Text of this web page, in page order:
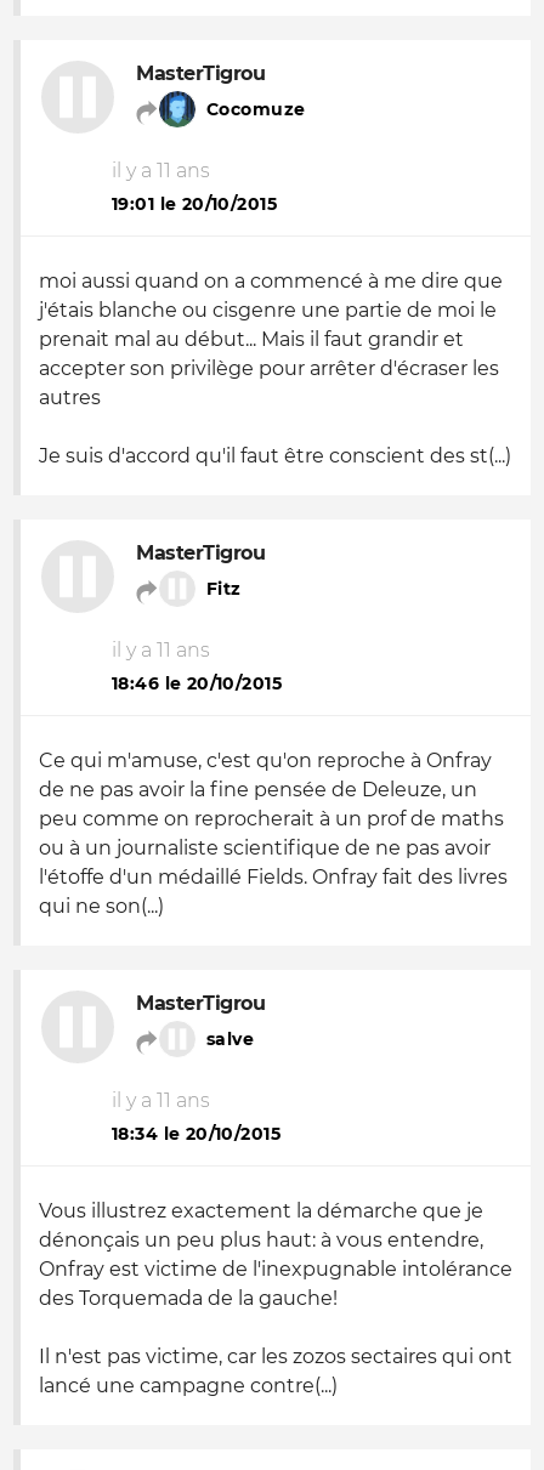
MasterTigrou
Cocomuze
il y a 11 ans
19:01 le 20/10/2015
moi aussi quand on a commencé à me dire que
j'étais blanche ou cisgenre une partie de moi le
prenait mal au début... Mais il faut grandir et
accepter son privilège pour arrêter d'écraser les
autres
Je suis d'accord qu'il faut être conscient des st(...)
MasterTigrou
Fitz
il y a 11 ans
18:46 le 20/10/2015
Ce qui m'amuse, c'est qu'on reproche à Onfray
de ne pas avoir la fine pensée de Deleuze, un
peu comme on reprocherait à un prof de maths
ou à un journaliste scientifique de ne pas avoir
l'étoffe d'un médaillé Fields. Onfray fait des livres
qui ne son(...)
MasterTigrou
salve
il y a 11 ans
18:34 le 20/10/2015
Vous illustrez exactement la démarche que je
dénonçais un peu plus haut: à vous entendre,
Onfray est victime de l'inexpugnable intolérance
des Torquemada de la gauche!
Il n'est pas victime, car les zozos sectaires qui ont
lancé une campagne contre(...)